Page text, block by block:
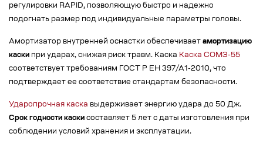
регулировки RAPID, позволяющую быстро и надежно
подогнать размер под индивидуальные параметры головы.
Амортизатор внутренней оснастки обеспечивает амортизацию
каски при ударах, снижая риск травм. Каска Каска СОМЗ-55
соответствует требованиям ГОСТ Р ЕН 397/А1-2010, что
подтверждает ее соответствие стандартам безопасности.
Ударопрочная каска выдерживает энергию удара до 50 Дж.
Срок годности каски составляет 5 лет с даты изготовления при
соблюдении условий хранения и эксплуатации.